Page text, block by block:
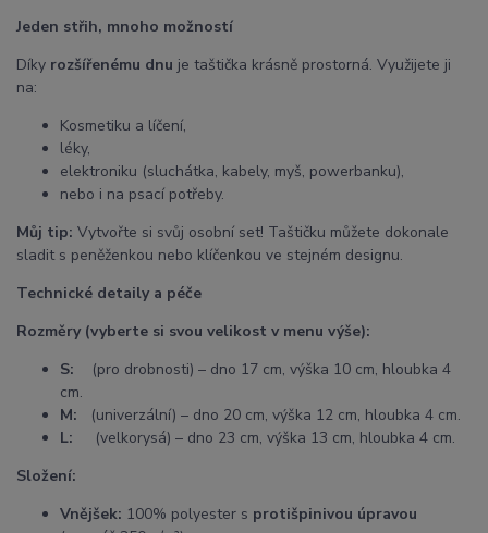
Jeden střih, mnoho možností
Díky rozšířenému dnu je taštička krásně prostorná. Využijete ji
na:
Kosmetiku a líčení,
léky,
elektroniku (sluchátka, kabely, myš, powerbanku),
nebo i na psací potřeby.
Můj tip: Vytvořte si svůj osobní set! Taštičku můžete dokonale
sladit s peněženkou nebo klíčenkou ve stejném designu.
Technické detaily a péče
Rozměry (vyberte si svou velikost v menu výše):
S: (pro drobnosti) – dno 17 cm, výška 10 cm, hloubka 4
cm.
M: (univerzální) – dno 20 cm, výška 12 cm, hloubka 4 cm.
L: (velkorysá) – dno 23 cm, výška 13 cm, hloubka 4 cm.
Složení:
Vnějšek: 100% polyester s protišpinivou úpravou